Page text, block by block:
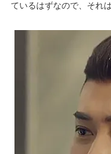
ているはずなので、それ